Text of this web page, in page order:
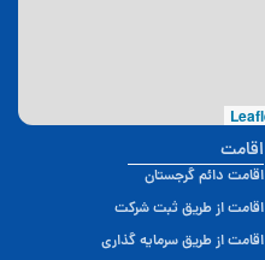
اقامت
اقامت دائم گرجستان
اقامت از طریق ثبت شرکت
اقامت از طریق سرمایه گذاری